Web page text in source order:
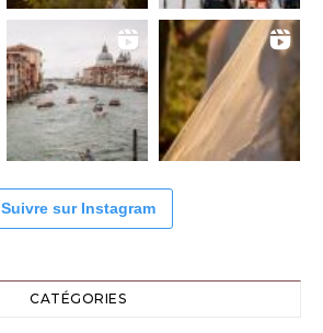
Suivre sur Instagram
CATÉGORIES